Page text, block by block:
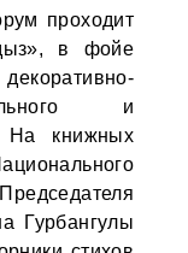
проходит
в фойе
декоративно-
и
На книжных
Гурбангулы